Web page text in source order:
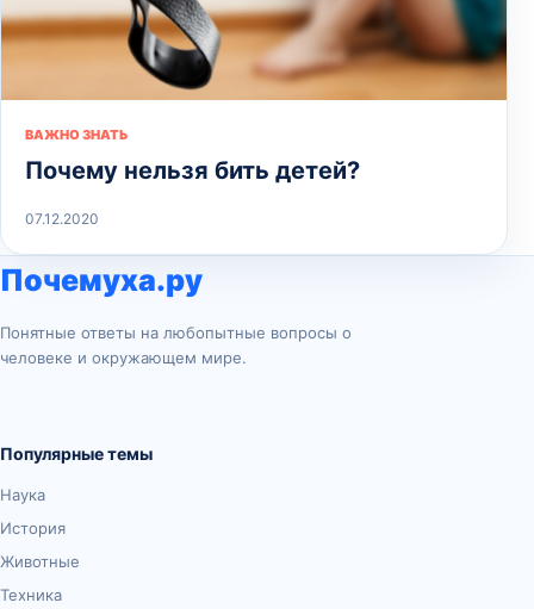
ВАЖНО ЗНАТЬ
Почему нельзя бить детей?
07.12.2020
Почемуха.ру
Понятные ответы на любопытные вопросы о
человеке и окружающем мире.
Популярные темы
Наука
История
Животные
Техника